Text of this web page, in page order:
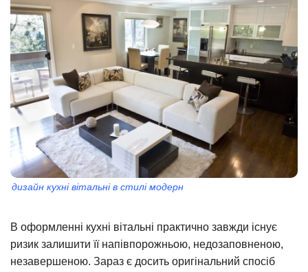
дизайн кухні вітальні в стилі модерн
В оформленні кухні вітальні практично завжди існує
ризик залишити її напівпорожньою, недозаповненою,
незавершеною. Зараз є досить оригінальний спосіб